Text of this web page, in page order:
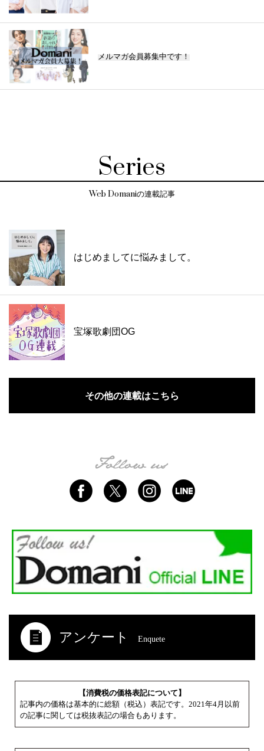
メルマガ会員募集中です！
Series
Web Domaniの連載記事
はじめましてに悩みまして。
宝塚歌劇団OG
その他の連載はこちら
アンケート Enquete
【消費税の価格表記について】
記事内の価格は基本的に総額（税込）表記です。2021年4月以前
の記事に関しては税抜表記の場合もあります。